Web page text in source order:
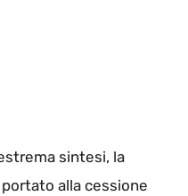
sintesi, la
alla cessione